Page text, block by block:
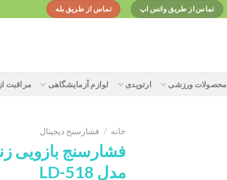
تماس از طریق واتس اپ تماس از طریق بله
محصولات ورزشی ارتوپدی لوازم آزمایشگاهی مراقبت
خانه / فشارسنج دیجیتال
فشارسنج بازویی
مدل LD-518